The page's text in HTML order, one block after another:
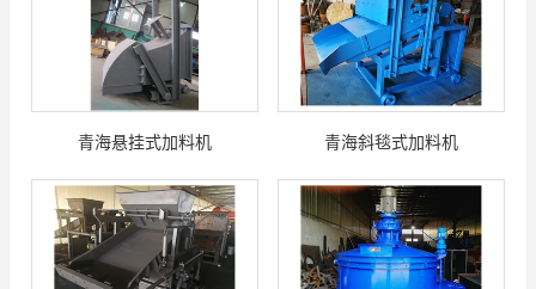
青海悬挂式加料机 青海斜毯式加料机